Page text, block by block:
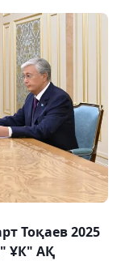
Тоқаев 2025
ҰК" АҚ